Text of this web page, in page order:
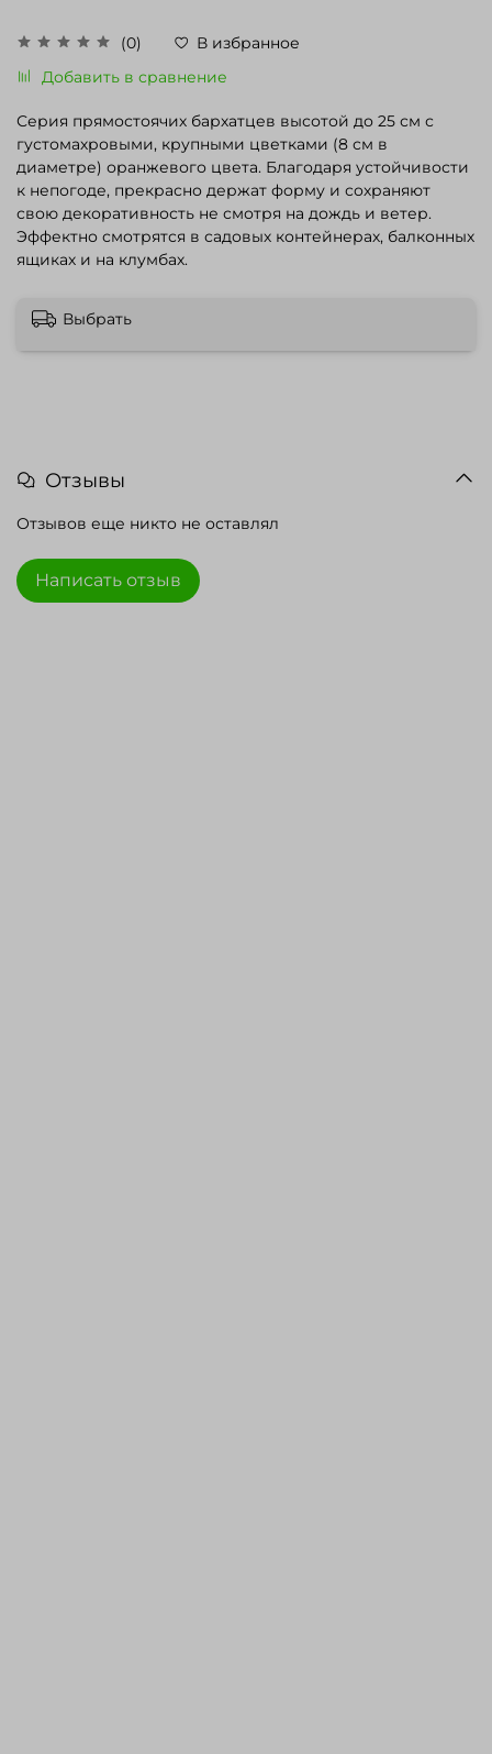
(0)
В избранное
Добавить в сравнение
Серия прямостоячих бархатцев высотой до 25 см с
густомахровыми, крупными цветками (8 см в
диаметре) оранжевого цвета. Благодаря устойчивости
к непогоде, прекрасно держат форму и сохраняют
свою декоративность не смотря на дождь и ветер.
Эффектно смотрятся в садовых контейнерах, балконных
ящиках и на клумбах.
Выбрать
Отзывы
Отзывов еще никто не оставлял
Написать отзыв